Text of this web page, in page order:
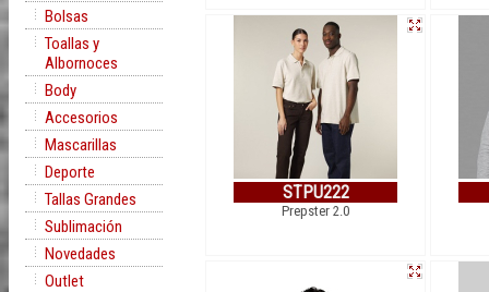
Bolsas
Toallas y
Albornoces
Body
Accesorios
Mascarillas
Deporte
Tallas Grandes
Sublimación
Novedades
Outlet
STPU222
Prepster 2.0